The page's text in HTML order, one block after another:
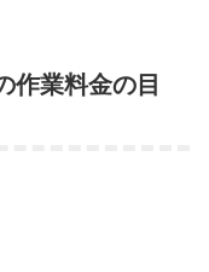
作業料金の目